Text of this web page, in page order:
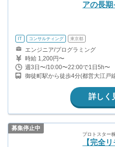
アの長期
IT コンサルティング 東京都
エンジニア/プログラミング
時給 1,200円〜
週3日〜/10:00〜22:00で1日5h〜
御徒町駅から徒歩4分(都営大江戸
手線、京浜東北線)
詳しく
募集停止中
プロトスター
【完全